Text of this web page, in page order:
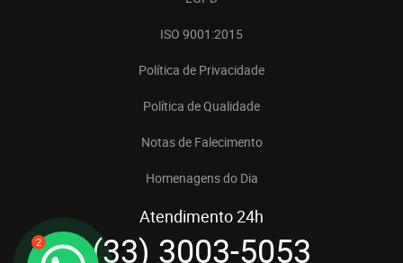
2
ISO 9001:2015
Política de Privacidade
Política de Qualidade
Notas de Falecimento
Homenagens do Dia
Atendimento 24h
(33) 3003-5053